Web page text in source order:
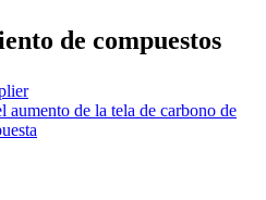
de compuestos
de la tela de carbono de